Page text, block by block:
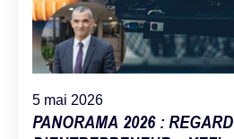
5 mai 2026
PANORAMA 2026 : REGARD